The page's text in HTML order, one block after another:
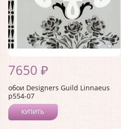
7650 ₽
обои Designers Guild Linnaeus
p554-07
КУПИТЬ